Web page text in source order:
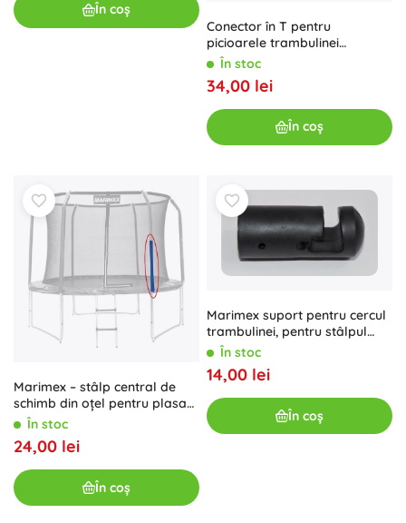
În coș
Conector în T pentru
picioarele trambulinei
NEOSPORT 15 ft, 1 buc.
În stoc
34,00 lei
În coș
Marimex – stâlp central de
schimb din oțel pentru plasa
de protecție a trambulinei
În stoc
24,00 lei
În coș
Marimex suport pentru cercul
trambulinei, pentru stâlpul
superior al plasei de
siguranță
În stoc
14,00 lei
În coș